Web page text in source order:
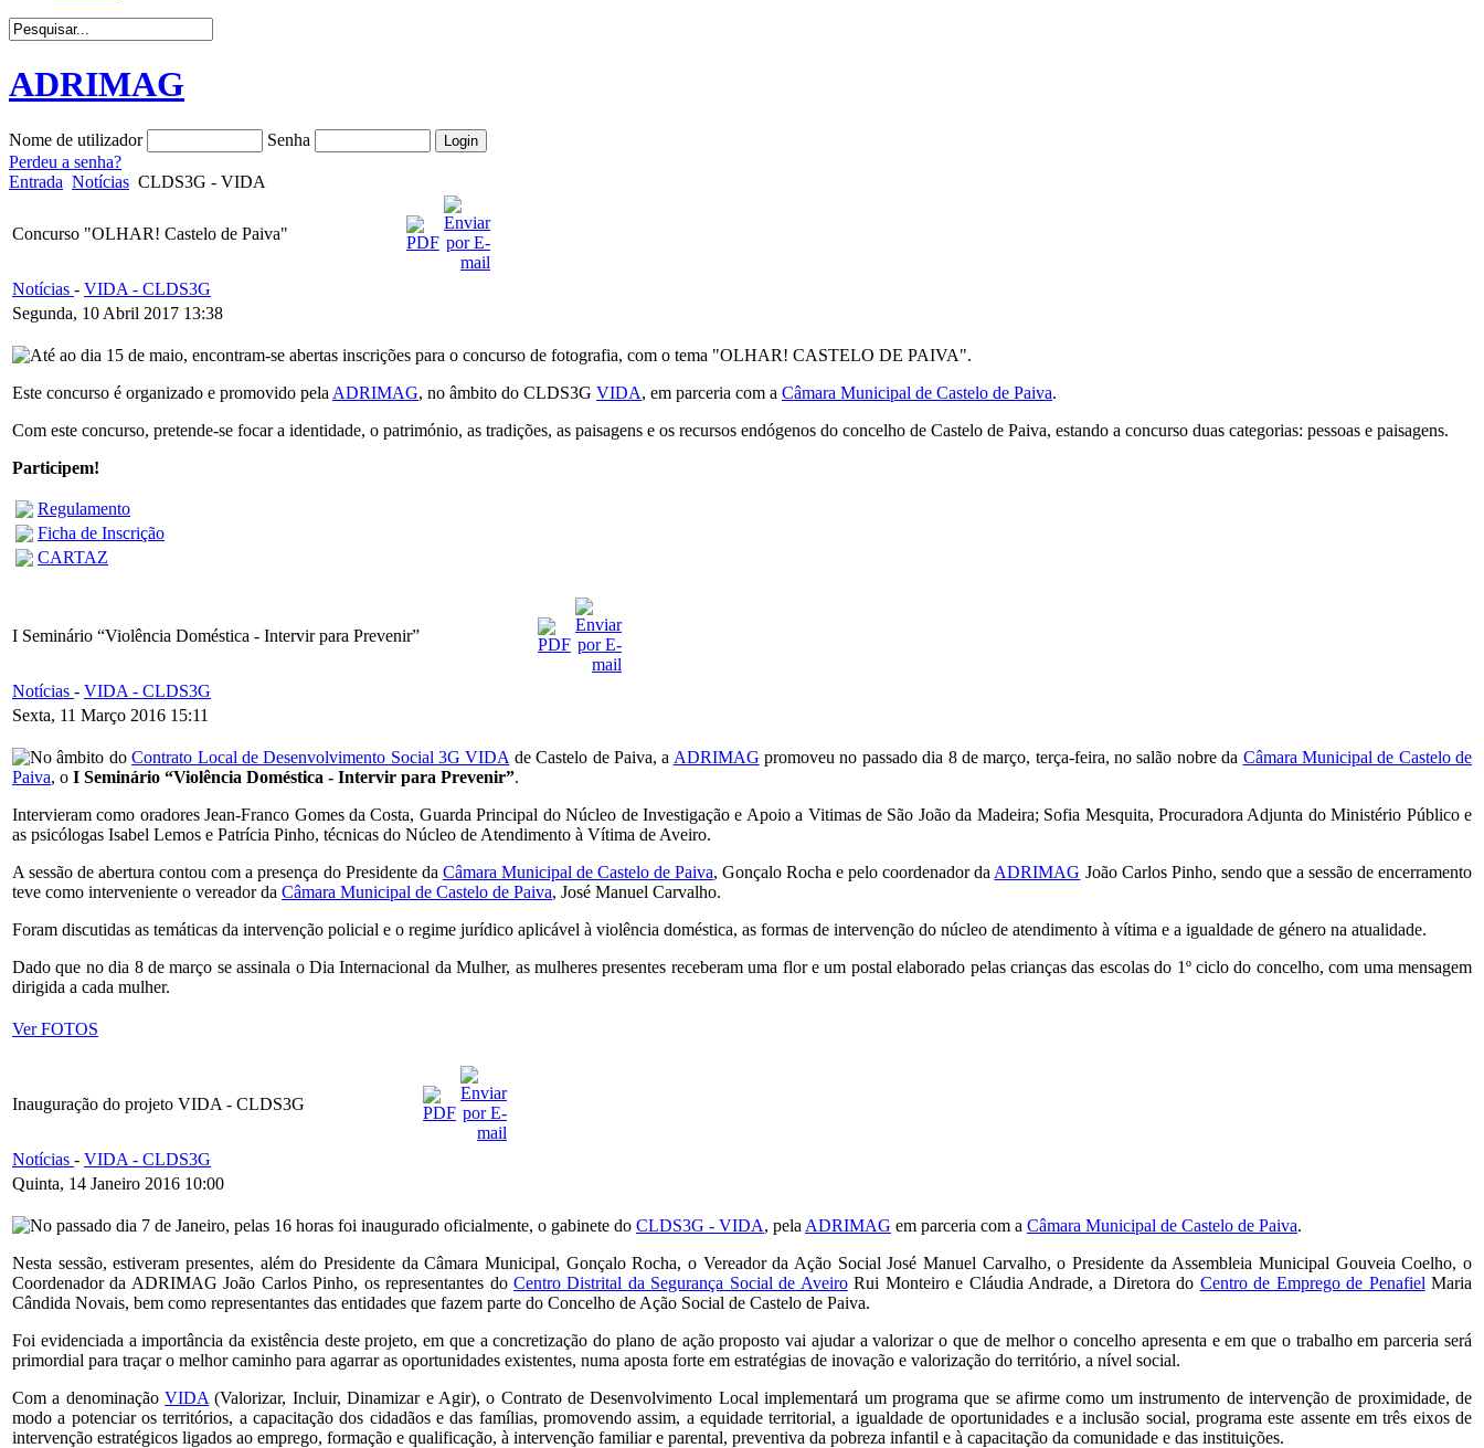
ADRIMAG
Nome de utilizador
Senha
Perdeu a senha?
Entrada Notícias CLDS3G - VIDA
Concurso "OLHAR! Castelo de Paiva"
Notícias - VIDA - CLDS3G
Segunda, 10 Abril 2017 13:38
Até ao dia 15 de maio, encontram-se abertas inscrições para o concurso de fotografia, com o tema "OLHAR! CASTELO DE PAIVA".
Este concurso é organizado e promovido pela ADRIMAG, no âmbito do CLDS3G VIDA, em parceria com a Câmara Municipal de Castelo de Paiva.
Com este concurso, pretende-se focar a identidade, o património, as tradições, as paisagens e os recursos endógenos do concelho de Castelo de Paiva, estando a concurso duas categorias: pessoas e paisagens.
Participem!
Regulamento
Ficha de Inscrição
CARTAZ
I Seminário “Violência Doméstica - Intervir para Prevenir”
Notícias - VIDA - CLDS3G
Sexta, 11 Março 2016 15:11
No âmbito doContrato Local de Desenvolvimento Social 3G VIDA de Castelo de Paiva, a ADRIMAG promoveu no passado dia 8 de março, terça-feira, no salão nobre da Câmara Municipal de Castelo de
Paiva, o I Seminário “Violência Doméstica - Intervir para Prevenir”.
Intervieram como oradores Jean-Franco Gomes da Costa, Guarda Principal do Núcleo de Investigação e Apoio a Vitimas de São João da Madeira; Sofia Mesquita, Procuradora Adjunta do Ministério Público e
as psicólogas Isabel Lemos e Patrícia Pinho, técnicas do Núcleo de Atendimento à Vítima de Aveiro.
A sessão de abertura contou com a presença do Presidente da Câmara Municipal de Castelo de Paiva, Gonçalo Rocha e pelo coordenador da ADRIMAG João Carlos Pinho, sendo que a sessão de encerramento
teve como interveniente o vereador da Câmara Municipal de Castelo de Paiva, José Manuel Carvalho.
Foram discutidas as temáticas da intervenção policial e o regime jurídico aplicável à violência doméstica, as formas de intervenção do núcleo de atendimento à vítima e a igualdade de género na atualidade.
Dado que no dia 8 de março se assinala o Dia Internacional da Mulher, as mulheres presentes receberam uma flor e um postal elaborado pelas crianças das escolas do 1º ciclo do concelho, com uma mensagem
dirigida a cada mulher.
Ver FOTOS
Inauguração do projeto VIDA - CLDS3G
Notícias - VIDA - CLDS3G
Quinta, 14 Janeiro 2016 10:00
No passado dia 7 de Janeiro, pelas 16 horas foi inaugurado oficialmente, o gabinete do CLDS3G - VIDA, pela ADRIMAG em parceria com a Câmara Municipal de Castelo de Paiva.
Nesta sessão, estiveram presentes, além do Presidente da Câmara Municipal, Gonçalo Rocha, o Vereador da Ação Social José Manuel Carvalho, o Presidente da Assembleia Municipal Gouveia Coelho, o
Coordenador da ADRIMAG João Carlos Pinho, os representantes doCentro Distrital da Segurança Social de AveiroRui Monteiro e Cláudia Andrade, a Diretora do Centro de Emprego de Penafiel Maria
Cândida Novais, bem como representantes das entidades que fazem parte do Concelho de Ação Social de Castelo de Paiva.
Foi evidenciada a importância da existência deste projeto, em que a concretização do plano de ação proposto vai ajudar a valorizar o que de melhor o concelho apresenta e em que o trabalho em parceria será
primordial para traçar o melhor caminho para agarrar as oportunidades existentes, numa aposta forte em estratégias de inovação e valorização do território, a nível social.
Com a denominaçãoVIDA (Valorizar, Incluir, Dinamizar e Agir), o Contrato de Desenvolvimento Local implementará um programa que se afirme como um instrumento de intervenção de proximidade, de
modo a potenciar os territórios, a capacitação dos cidadãos e das famílias, promovendo assim, a equidade territorial, a igualdade de oportunidades e a inclusão social, programa este assente em três eixos de
intervenção estratégicos ligados ao emprego, formação e qualificação, à intervenção familiar e parental, preventiva da pobreza infantil e à capacitação da comunidade e das instituições.